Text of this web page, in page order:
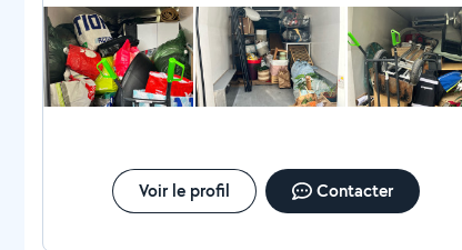
maison, ainsi que le transport de scooters ou de
trottinettes. Je dispose d'une solide expérience dans
le secteur de la logistique, ainsi que dans le montage
et le démontage de meubles. Je suis équipé des outils
nécessaires pour effectuer un déménagement sans
travail propre et soigné.
prochains déménagements sur Paris.
Voir le profil Contacter